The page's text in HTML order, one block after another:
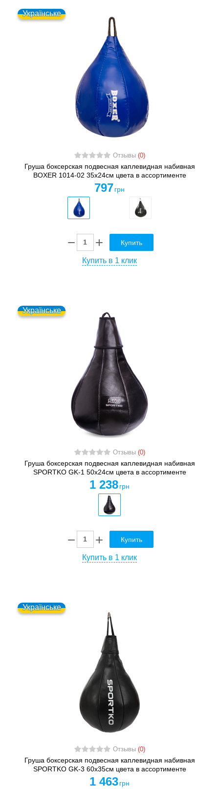
Українське
Отзывы (0)
Груша боксерская подвесная каплевидная набивная
BOXER 1014-02 35x24см цвета в ассортименте
797 грн
Купить
Купить в 1 клик
Українське
Отзывы (0)
Груша боксерская подвесная каплевидная набивная
SPORTKO GK-1 50x24см цвета в ассортименте
1 238 грн
Купить
Купить в 1 клик
Українське
Отзывы (0)
Груша боксерская подвесная каплевидная набивная
SPORTKO GK-3 60x35см цвета в ассортименте
1 463 грн